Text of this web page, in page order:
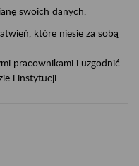
swoich danych.
które niesie za sobą
pracownikami i uzgodnić
i instytucji.